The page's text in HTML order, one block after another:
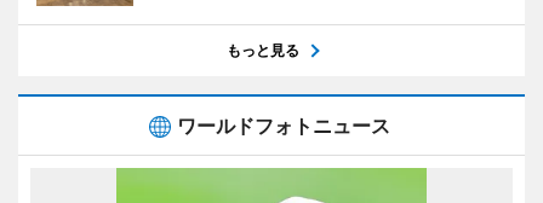
もっと見る
ワールドフォトニュース